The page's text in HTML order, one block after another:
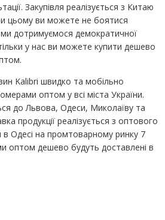
Закупівля реалізується з Китаю
цьому ви можете не боятися
дотримуємося демократичної
у нас ви можете купити дешево
Kalibri швидко та мобільно
оптом у всі міста України.
до Львова, Одеси, Миколаїву та
продукції реалізується з оптового
Одесі на промтоварному ринку 7
оптом дешево будуть доставлені в